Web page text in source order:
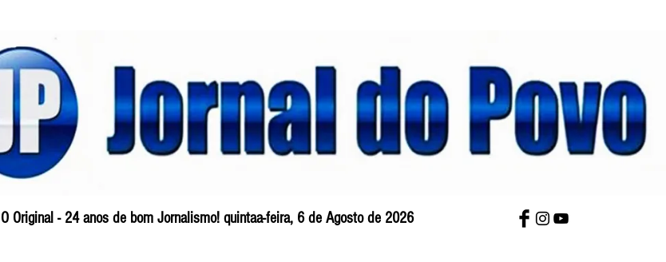
O Original - 24 anos de bom Jornalismo! quintaa-feira, 6 de Agosto de 2026